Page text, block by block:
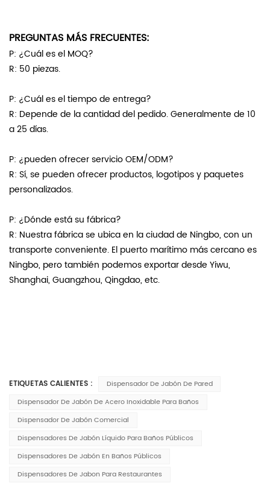
PREGUNTAS MÁS FRECUENTES:
P: ¿Cuál es el MOQ?
R: 50 piezas.
P: ¿Cuál es el tiempo de entrega?
R: Depende de la cantidad del pedido. Generalmente de 10
a 25 días.
P: ¿pueden ofrecer servicio OEM/ODM?
R: Sí, se pueden ofrecer productos, logotipos y paquetes
personalizados.
P: ¿Dónde está su fábrica?
R: Nuestra fábrica se ubica en la ciudad de Ningbo, con un
transporte conveniente. El puerto marítimo más cercano es
Ningbo, pero también podemos exportar desde Yiwu,
Shanghai, Guangzhou, Qingdao, etc.
ETIQUETAS CALIENTES :
Dispensador De Jabón De Pared
Dispensador De Jabón De Acero Inoxidable Para Baños
Dispensador De Jabón Comercial
Dispensadores De Jabón Líquido Para Baños Públicos
Dispensadores De Jabón En Baños Públicos
Dispensadores De Jabon Para Restaurantes